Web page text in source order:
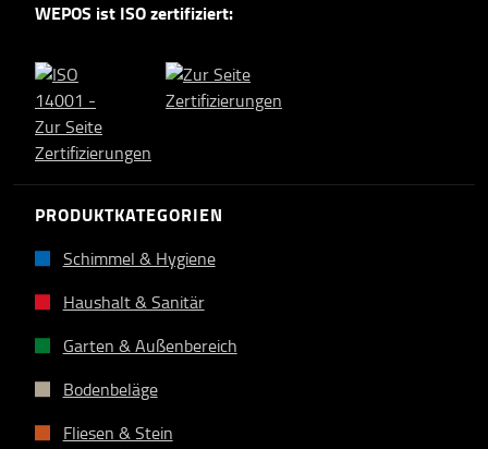
WEPOS ist ISO zertifiziert:
PRODUKTKATEGORIEN
Schimmel & Hygiene
Haushalt & Sanitär
Garten & Außenbereich
Bodenbeläge
Fliesen & Stein